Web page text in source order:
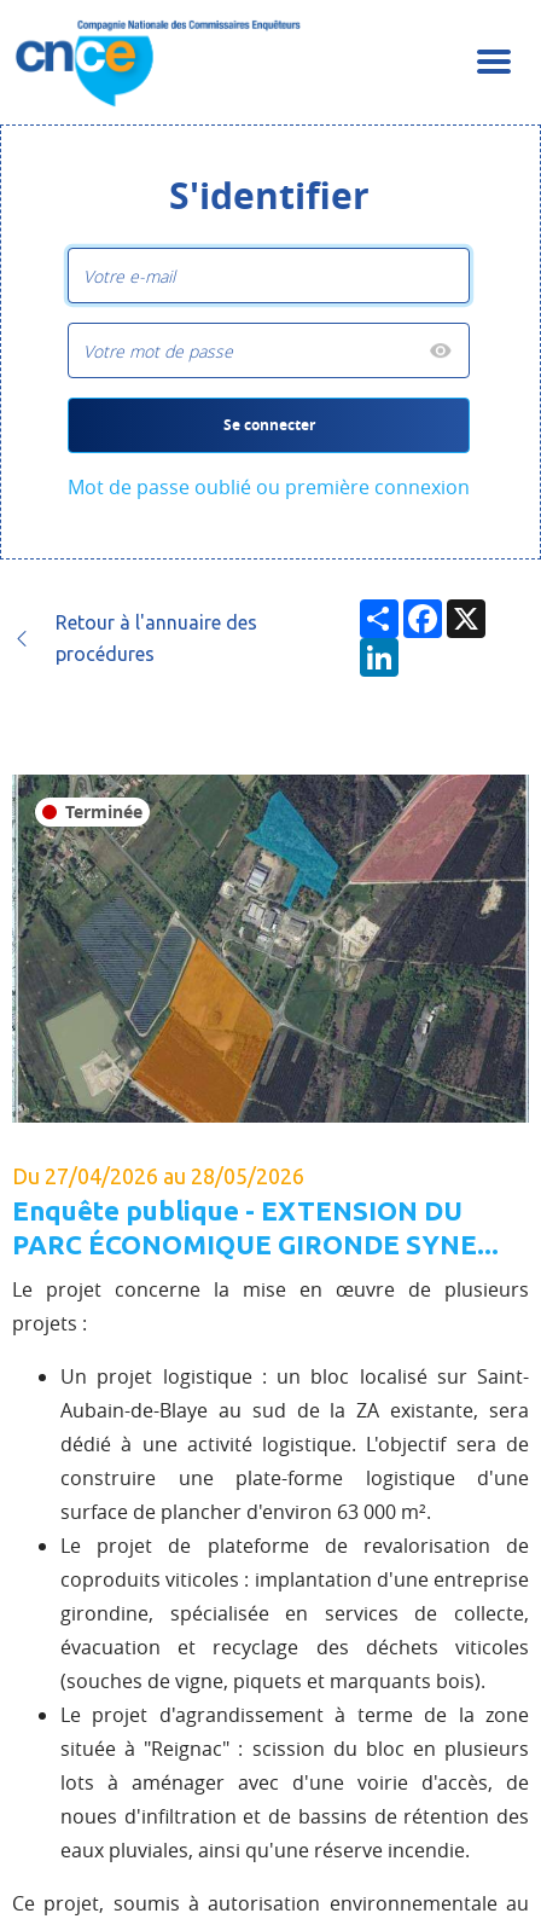
S'identifier
Se connecter
Mot de passe oublié ou première connexion
Retour à l'annuaire des
procédures
PartagerFacebook
X
LinkedIn
Terminée
Du 27/04/2026 au 28/05/2026
Enquête publique - EXTENSION DU
PARC ÉCONOMIQUE GIRONDE SYNE...
Le projet concerne la mise en œuvre de plusieurs
projets :
Un projet logistique : un bloc localisé sur Saint-
Aubain-de-Blaye au sud de la ZA existante, sera
dédié à une activité logistique. L'objectif sera de
construire une plate-forme logistique d'une
surface de plancher d'environ 63 000 m².
Le projet de plateforme de revalorisation de
coproduits viticoles : implantation d'une entreprise
girondine, spécialisée en services de collecte,
évacuation et recyclage des déchets viticoles
(souches de vigne, piquets et marquants bois).
Le projet d'agrandissement à terme de la zone
située à "Reignac" : scission du bloc en plusieurs
lots à aménager avec d'une voirie d'accès, de
noues d'infiltration et de bassins de rétention des
eaux pluviales, ainsi qu'une réserve incendie.
Ce projet, soumis à autorisation environnementale au